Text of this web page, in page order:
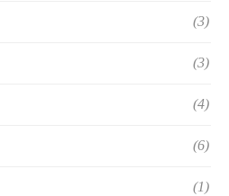
(3)
(3)
(4)
(6)
(1)